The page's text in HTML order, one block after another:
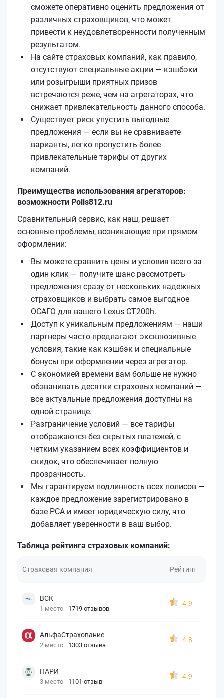
сможете оперативно оценить предложения от
различных страховщиков, что может
привести к неудовлетворенности полученным
результатом.
На сайте страховых компаний, как правило,
отсутствуют специальные акции — кэшбэки
или розыгрыши приятных призов
встречаются реже, чем на агрегаторах, что
снижает привлекательность данного способа.
Существует риск упустить выгодные
предложения — если вы не сравниваете
варианты, легко пропустить более
привлекательные тарифы от других
компаний.
Преимущества использования агрегаторов:
возможности Polis812.ru
Сравнительный сервис, как наш, решает
основные проблемы, возникающие при прямом
оформлении:
Вы можете сравнить цены и условия всего за
один клик — получите шанс рассмотреть
предложения сразу от нескольких надежных
страховщиков и выбрать самое выгодное
ОСАГО для вашего Lexus CT200h.
Доступ к уникальным предложениям — наши
партнеры часто предлагают эксклюзивные
условия, такие как кэшбэк и специальные
бонусы при оформлении через агрегатор.
С экономией времени вам больше не нужно
обзванивать десятки страховых компаний —
все актуальные предложения доступны на
одной странице.
Разграничение условий — все тарифы
отображаются без скрытых платежей, с
четким указанием всех коэффициентов и
скидок, что обеспечивает полную
прозрачность.
Мы гарантируем подлинность всех полисов —
каждое предложение зарегистрировано в
базе РСА и имеет юридическую силу, что
добавляет уверенности в ваш выбор.
Таблица рейтинга страховых компаний:
Страховая компания Рейтинг
ВСК
1 место 1719 отзывов
4.9
АльфаСтрахование
2 место 1303 отзыва
4.8
ПАРИ
3 место 1101 отзыв
4.9